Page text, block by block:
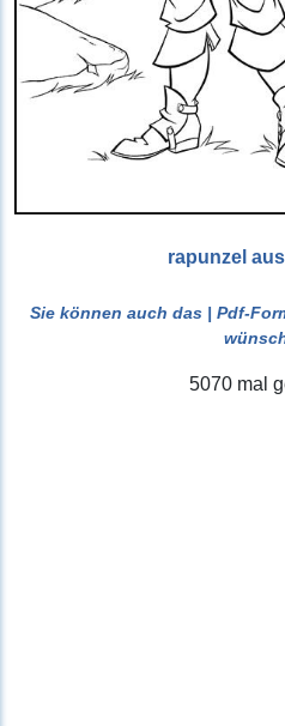
rapunzel
Sie können auch das | Pdf-
5070 mal